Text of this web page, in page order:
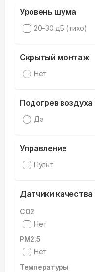
Уровень шума
20–30 дБ (тихо)
Скрытый монтаж
Нет
Подогрев воздуха
Да
Управление
Пульт
Датчики качества
CO2
Нет
PM2.5
Нет
Температуры